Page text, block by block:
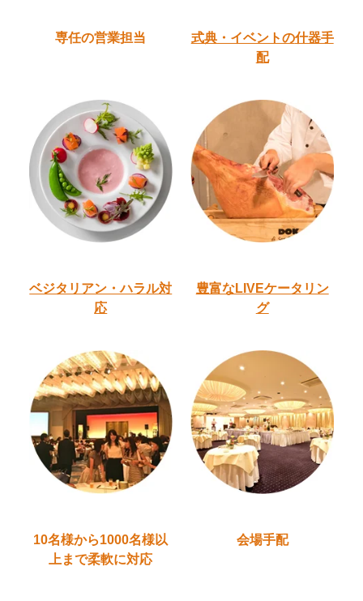
専任の営業担当 式典・イベントの什器手
配
ベジタリアン・ハラル対
応
豊富なLIVEケータリン
グ
10名様から1000名様以
上 まで柔軟に対応
会場手配